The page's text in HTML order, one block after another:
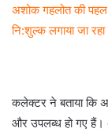
अशोक गहलोत की
नि:शुल्क लगाया जा रहा
कलेक्टर ने बताया कि
और उपलब्ध हो गए हैं।